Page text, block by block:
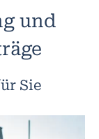
und
Sie